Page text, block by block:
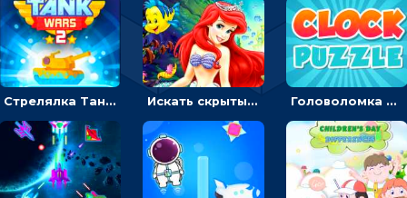
Стрелялка Танковые войны: бить по танку врага, чтобы уничтожить зло Искать скрытый алфавит на картинках с мультяшными героями - головоломка для детей Головоломка с часами для детей: читать время по циферблату